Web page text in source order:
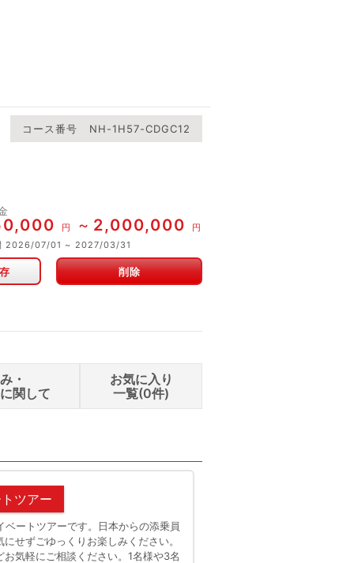
コース番号 NH-1H57-CDGC12
円 2,000,000
円
2026/07/01 2027/03/31
スイメージ）
削除
・
関して
お気に入り
一覧(0件)
ツアー
ートツアーです。日本からの添乗員
せずごゆっくりお楽しみください。
気軽にご相談ください。1名様や3名